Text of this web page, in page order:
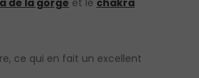
ce qui en fait un excellent